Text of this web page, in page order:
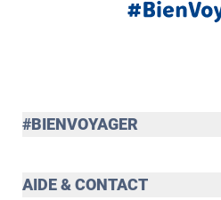
#BIENVOYAGER
AIDE & CONTACT